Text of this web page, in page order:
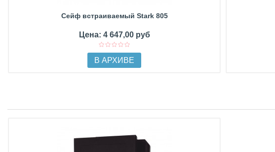
Сейф встраиваемый Stark 805
Цена: 4 647,00 руб
В АРХИВЕ